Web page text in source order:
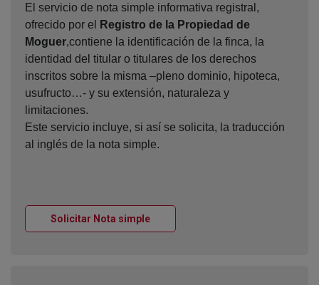
El servicio de nota simple informativa registral,
ofrecido por el
Registro de la Propiedad de
Moguer,contiene la identificación de la finca, la
identidad del titular o titulares de los derechos
inscritos sobre la misma –pleno dominio, hipoteca,
usufructo…- y su extensión, naturaleza y
limitaciones.
Este servicio incluye, si así se solicita, la traducción
al inglés de la nota simple.
Solicitar Nota simpleVentana nueva